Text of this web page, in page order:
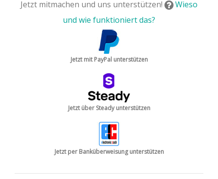
Jetzt mitmachen und uns unterstützen!
Wieso
und wie funktioniert das?
Jetzt mit PayPal unterstützen
Jetzt über Steady unterstützen
Jetzt per Banküberweisung unterstützen